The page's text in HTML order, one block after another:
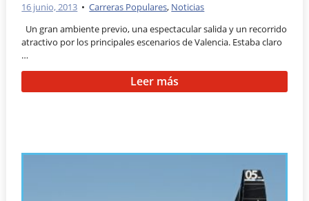
16 junio, 2013 •Carreras Populares, Noticias
Un gran ambiente previo, una espectacular salida y un recorrido
atractivo por los principales escenarios de Valencia. Estaba claro
…
Leer más